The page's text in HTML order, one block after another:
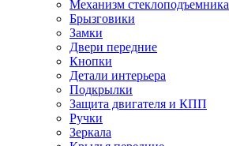
Механизм стеклоподъемника
Брызговики
Замки
Двери передние
Кнопки
Детали интерьера
Подкрылки
Защита двигателя и КПП
Ручки
Зеркала